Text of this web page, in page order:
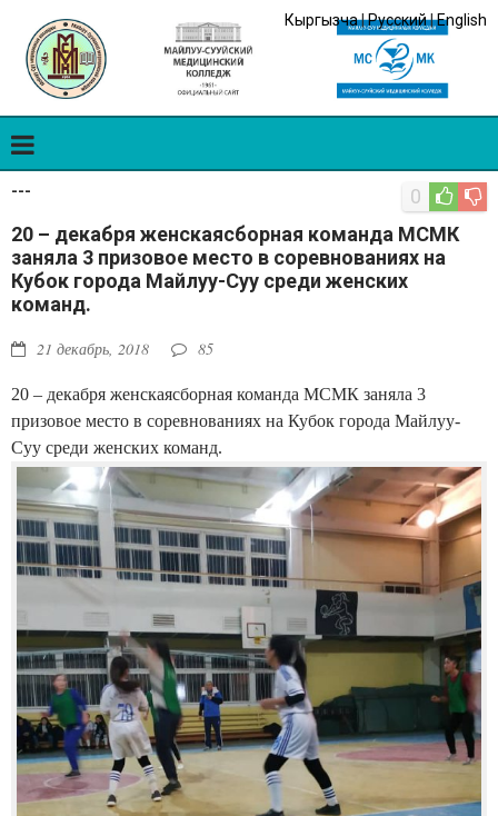
Кыргызча|Русский|English
---
20 – декабря женскаясборная команда МСМК
заняла 3 призовое место в соревнованиях на
Кубок города Майлуу-Суу среди женских
команд.
21 декабрь, 2018 85
0
20 – декабря женскаясборная команда МСМК заняла 3
призовое место в соревнованиях на Кубок города Майлуу-
Суу среди женских команд.